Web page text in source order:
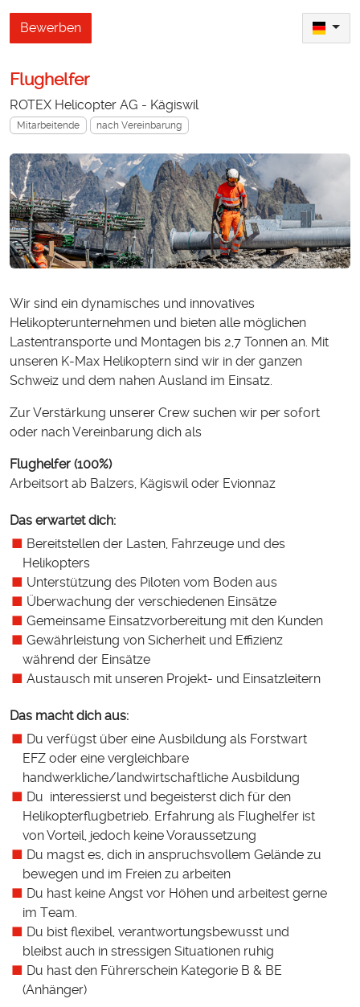
Bewerben
Flughelfer
ROTEX Helicopter AG - Kägiswil
Mitarbeitende nach Vereinbarung
Wir sind ein dynamisches und innovatives
Helikopterunternehmen und bieten alle möglichen
Lastentransporte und Montagen bis 2,7 Tonnen an. Mit
unseren K-Max Helikoptern sind wir in der ganzen
Schweiz und dem nahen Ausland im Einsatz.
Zur Verstärkung unserer Crew suchen wir per sofort
oder nach Vereinbarung dich als
Flughelfer (100%)
Arbeitsort ab Balzers, Kägiswil oder Evionnaz
Das erwartet dich:
Bereitstellen der Lasten, Fahrzeuge und des
Helikopters
Unterstützung des Piloten vom Boden aus
Überwachung der verschiedenen Einsätze
Gemeinsame Einsatzvorbereitung mit den Kunden
Gewährleistung von Sicherheit und Effizienz
während der Einsätze
Austausch mit unseren Projekt- und Einsatzleitern
Das macht dich aus:
Du verfügst über eine Ausbildung als Forstwart
EFZ oder eine vergleichbare
handwerkliche/landwirtschaftliche Ausbildung
Du interessierst und begeisterst dich für den
Helikopterflugbetrieb. Erfahrung als Flughelfer ist
von Vorteil, jedoch keine Voraussetzung
Du magst es, dich in anspruchsvollem Gelände zu
bewegen und im Freien zu arbeiten
Du hast keine Angst vor Höhen und arbeitest gerne
im Team.
Du bist flexibel, verantwortungsbewusst und
bleibst auch in stressigen Situationen ruhig
Du hast den Führerschein Kategorie B & BE
(Anhänger)